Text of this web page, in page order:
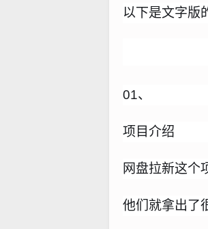
以下是文字版
01、
项目介绍
网盘拉新这个
他们就拿出了